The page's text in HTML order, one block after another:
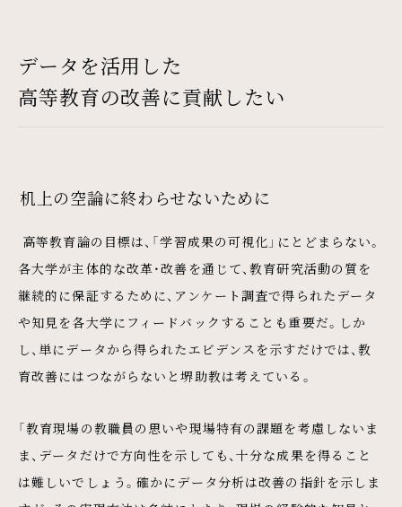
データを活用した
高等教育の改善に貢献したい
机上の空論に終わらせないために
高等教育論の目標は、「学習成果の可視化」にとどまらない。
各大学が主体的な改革・改善を通じて、教育研究活動の質を
継続的に保証するために、アンケート調査で得られたデータ
や知見を各大学にフィードバックすることも重要だ。しか
し、単にデータから得られたエビデンスを示すだけでは、教
育改善にはつながらないと堺助教は考えている。
「教育現場の教職員の思いや現場特有の課題を考慮しないま
ま、データだけで方向性を示しても、十分な成果を得ること
は難しいでしょう。確かにデータ分析は改善の指針を示しま